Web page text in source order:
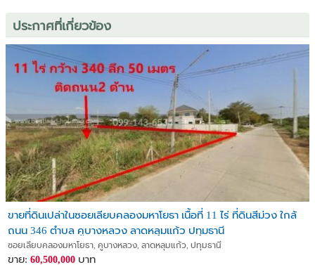
ประกาศที่เกี่ยวข้อง
ขายที่ดินเปล่าในซอยเลียบคลองมหาโยธา เนื้อที่ 11 ไร่ ที่ดินสีม่วง ใกล้
ถนน 346 ตำบล คูบางหลวง ลาดหลุมแก้ว ปทุมธานี
ซอยเลียบคลองมหาโยธา, คูบางหลวง, ลาดหลุมแก้ว, ปทุมธานี
ขาย: 60,500,000 บาท